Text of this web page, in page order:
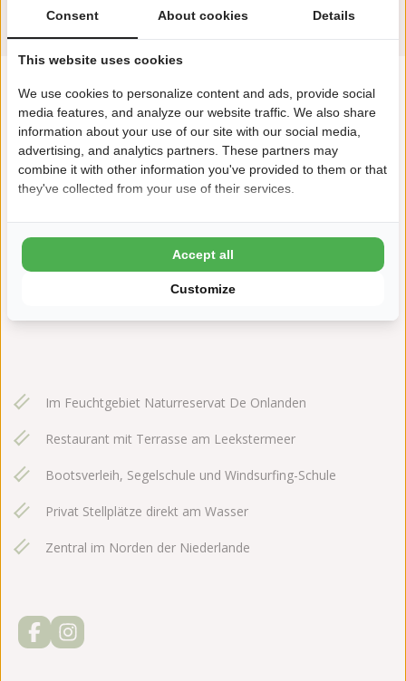
Im Feuchtgebiet Naturreservat De Onlanden
Restaurant mit Terrasse am Leekstermeer
Bootsverleih, Segelschule und Windsurfing-Schule
Privat Stellplätze direkt am Wasser
Zentral im Norden der Niederlande
Consent About cookies Details
This website uses cookies
We use cookies to personalize content and ads, provide social
media features, and analyze our website traffic. We also share
information about your use of our site with our social media,
advertising, and analytics partners. These partners may
combine it with other information you've provided to them or that
they've collected from your use of their services.
Customize
Accept all